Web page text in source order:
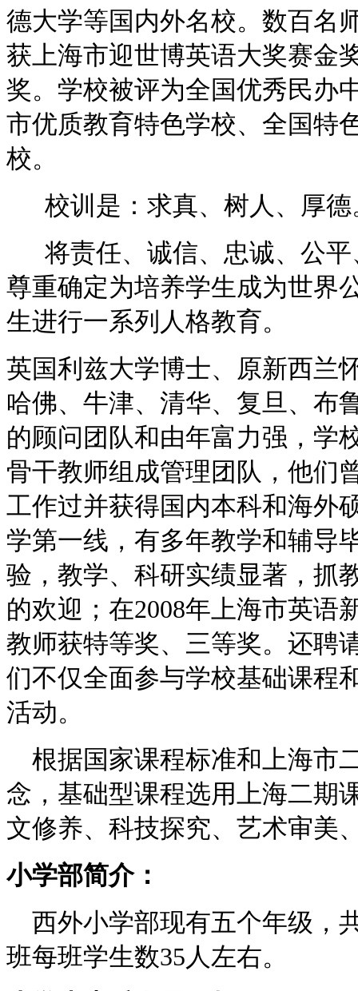
德大学等国内外名校。数百名
获上海市迎世博英语大奖赛金
奖。学校被评为全国优秀民办
市优质教育特色学校、全国特
校。
校训是：求真、树人、厚德
将责任、诚信、忠诚、公平
尊重确定为培养学生成为世界
生进行一系列人格教育。
英国利兹大学博士、原新西兰
哈佛、牛津、清华、复旦、布
的顾问团队和由年富力强，学
骨干教师组成管理团队，他们
工作过并获得国内本科和海外
学第一线，有多年教学和辅导
验，教学、科研实绩显著，抓
的欢迎；在2008年上海市英语
教师获特等奖、三等奖。还聘
们不仅全面参与学校基础课程
活动。
根据国家课程标准和上海市
念，基础型课程选用上海二期
文修养、科技探究、艺术审美
小学部简介：
西外小学部现有五个年级，
班每班学生数35人左右。